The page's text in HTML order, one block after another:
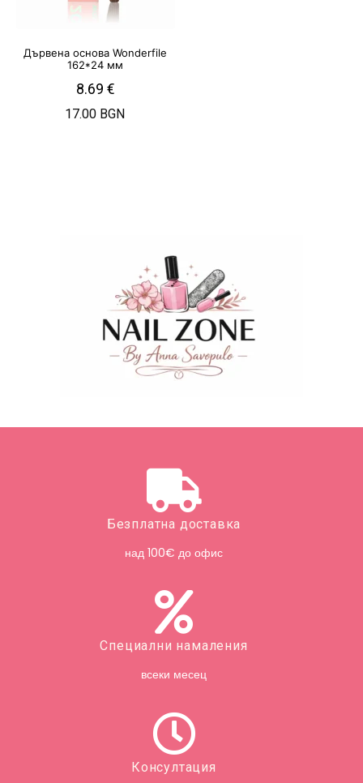
Дървена основа Wonderfile
162*24 мм
8.69 €
17.00 BGN
Безплатна доставка
над 100€ до офис
Специални намаления
всеки месец
Консултация